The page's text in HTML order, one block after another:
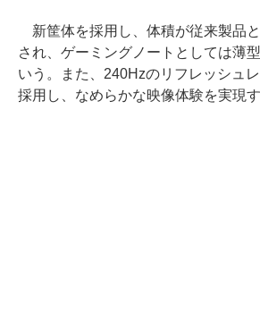
新筐体を採用し、体積が従来製品
され、ゲーミングノートとしては薄
いう。また、240Hzのリフレッシュ
採用し、なめらかな映像体験を実現す